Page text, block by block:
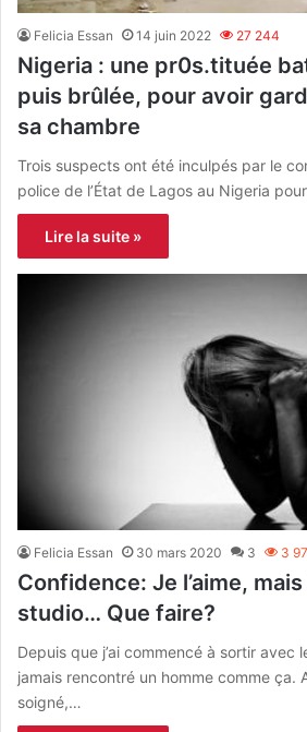
Felicia Essan 14 juin 2022 27 244
Nigeria : une pr0s.tituée
puis brûlée, pour avoir
sa chambre
Trois suspects ont été inculpés par le
police de l’État de Lagos au Nigeria
Lire la suite »
Felicia Essan 30 mars 2020 3 3
Confidence: Je l’aime,
studio… Que faire?
Depuis que j’ai commencé à sortir avec
jamais rencontré un homme comme ça.
soigné,…